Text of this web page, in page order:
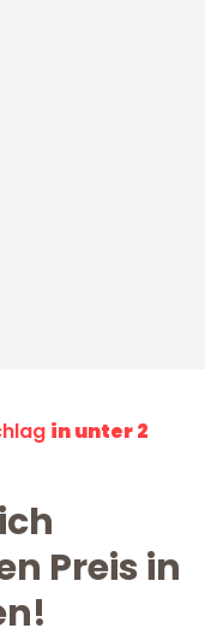
in unter 2
Preis in